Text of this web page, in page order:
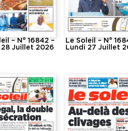
– N° 16842 –
28 Juillet 2026
Le Soleil – N°
Lundi 27 Juillet